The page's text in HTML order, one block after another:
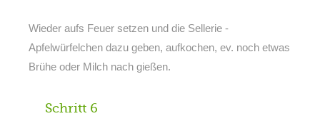
Wieder aufs Feuer setzen und die Sellerie -
Apfelwürfelchen dazu geben, aufkochen, ev. noch etwas
Brühe oder Milch nach gießen.
Schritt 6